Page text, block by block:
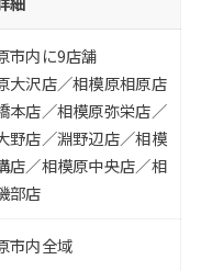
市内に9店舗
大沢店／相模原相原店
本店／相模原弥栄店／
野店／淵野辺店／相模
店／相模原中央店／相
部店
市内全域